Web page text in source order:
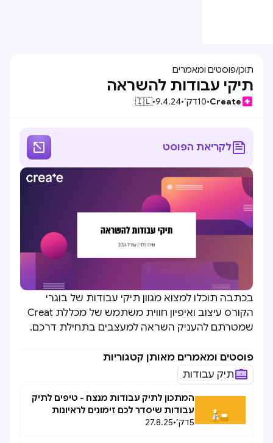
תוכן/פוסטים ומאמרים
תיקי עבודות להשראה
Create
•
10דק׳•
9.4.24
•
🇮🇱
לקריאת הפוסט 
בכתבה תוכלו למצוא מגוון תיקי עבודות של בוגרי
הקורס עיצוב ואיפיון חווית משתמש של מכללת Creat
שמטרתם להעניק השראה למעצבים בתחילת דרכם.
פוסטים ומאמרים מאותן קטגוריות
תיק עבודות
המתכון לתיק עבודות מנצח - טיפים לתיק
עבודות שיסדר לכם זימונים לראיונות
5דק׳•
27.8.25